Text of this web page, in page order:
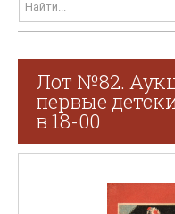
Лот №82.
первые
в 18-00